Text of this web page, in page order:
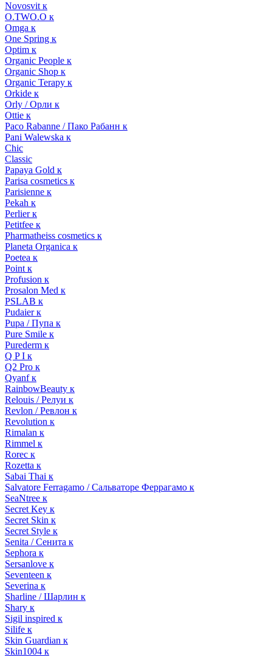
Novosvit к
O.TWO.O к
Omga к
One Spring к
Optim к
Organic People к
Organic Shop к
Organic Terapy к
Orkide к
Orly / Орли к
Ottie к
Paco Rabanne / Пако Рабанн к
Pani Walewska к
Chic
Classic
Papaya Gold к
Parisa cosmetics к
Parisienne к
Pekah к
Perlier к
Petitfee к
Pharmatheiss cosmetics к
Planeta Organica к
Poetea к
Point к
Profusion к
Prosalon Med к
PSLAB к
Pudaier к
Pupa / Пупа к
Pure Smile к
Purederm к
Q P I к
Q2 Pro к
Qyanf к
RainbowBeauty к
Relouis / Релуи к
Revlon / Ревлон к
Revolution к
Rimalan к
Rimmel к
Rorec к
Rozetta к
Sabai Thai к
Salvatore Ferragamo / Сальваторе Феррагамо к
SeaNtree к
Secret Key к
Secret Skin к
Secret Style к
Senita / Сенита к
Sephora к
Sersanlove к
Seventeen к
Severina к
Sharline / Шарлин к
Shary к
Sigil inspired к
Silife к
Skin Guardian к
Skin1004 к